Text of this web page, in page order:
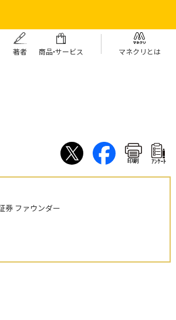
著者 商品・サービス マネクリとは
印刷 ｱﾝｹｰﾄ
券 ファウンダー